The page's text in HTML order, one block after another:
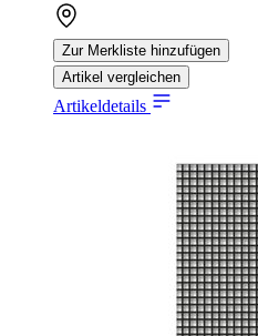
Zur Merkliste hinzufügen
Artikel vergleichen
Artikeldetails